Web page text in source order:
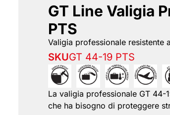
GT Line Valigia
PTS
Valigia professionale resistente
SKUGT 44-19 PTS
La valigia professionale GT 44-
che ha bisogno di proteggere